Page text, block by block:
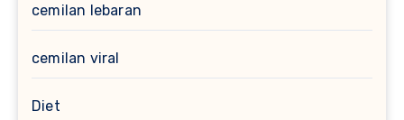
cemilan lebaran
cemilan viral
Diet